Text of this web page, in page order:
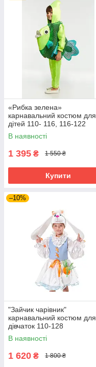
«Рибка зелена»
карнавальний костюм для
дітей 110- 116, 116-122
В наявності
1 395 ₴ 1 550 ₴
Купити
–10%
"Зайчик чарівник"
карнавальний костюм для
дівчаток 110-128
В наявності
1 620 ₴ 1 800 ₴